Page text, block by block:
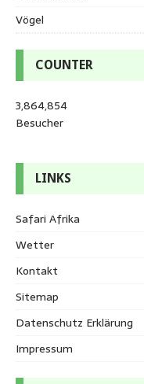
Vögel
COUNTER
3,864,854
Besucher
LINKS
Safari Afrika
Wetter
Kontakt
Sitemap
Datenschutz Erklärung
Impressum